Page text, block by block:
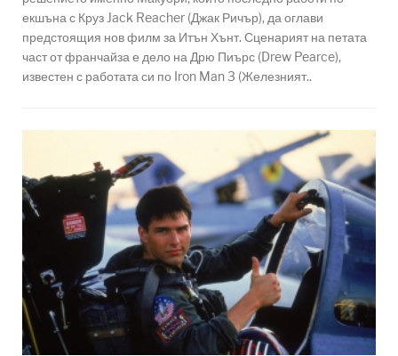
екшъна с Круз Jack Reacher (Джак Ричър), да оглави
предстоящия нов филм за Итън Хънт. Сценарият на петата
част от франчайза е дело на Дрю Пиърс (Drew Pearce),
известен с работата си по Iron Man 3 (Железният..